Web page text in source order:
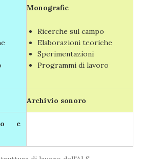
Monografie
Ricerche sul campo
Elaborazioni teoriche
Sperimentazioni
Programmi di lavoro
Archivio sonoro
e